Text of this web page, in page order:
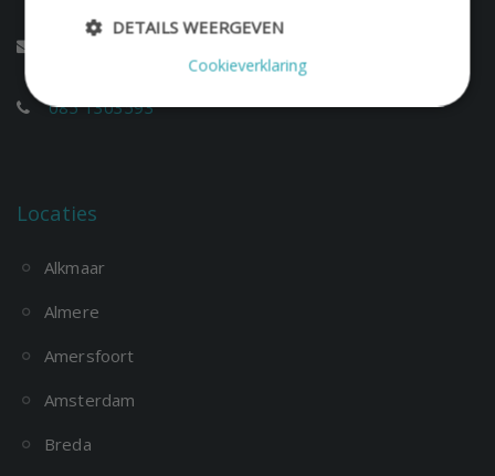
085 1303593
Locaties
Alkmaar
Almere
Amersfoort
Amsterdam
Breda
DETAILS WEERGEVEN
Cookieverklaring